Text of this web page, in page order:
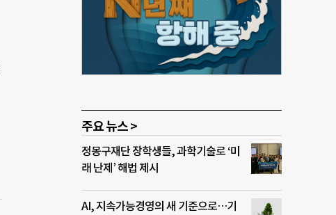
주요 뉴스 >
정몽구재단 장학생들, 과학기술로 ‘미
래 난제’ 해법 제시
AI, 지속가능경영의 새 기준으로…기